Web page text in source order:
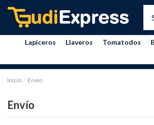
Lapiceros Llaveros Tomatodos
Inicio Envío
Envío